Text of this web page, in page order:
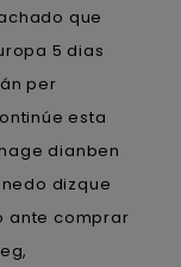
que
5 dias
per
esta
dianben
dizque
ante comprar